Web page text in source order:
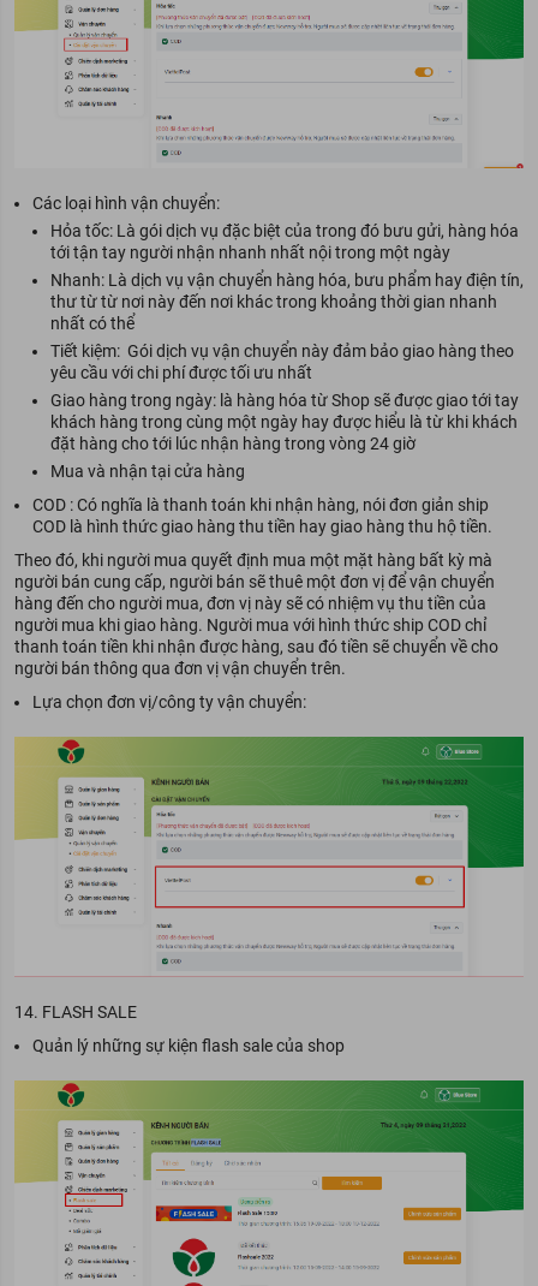
Các loại hình vận chuyển:
Hỏa tốc: Là gói dịch vụ đặc biệt của trong đó bưu gửi, hàng hóa
tới tận tay người nhận nhanh nhất nội trong một ngày
Nhanh: Là dịch vụ vận chuyển hàng hóa, bưu phẩm hay điện tín,
thư từ từ nơi này đến nơi khác trong khoảng thời gian nhanh
nhất có thể
Tiết kiệm: Gói dịch vụ vận chuyển này đảm bảo giao hàng theo
yêu cầu với chi phí được tối ưu nhất
Giao hàng trong ngày: là hàng hóa từ Shop sẽ được giao tới tay
khách hàng trong cùng một ngày hay được hiểu là từ khi khách
đặt hàng cho tới lúc nhận hàng trong vòng 24 giờ
Mua và nhận tại cửa hàng
COD : Có nghĩa là thanh toán khi nhận hàng, nói đơn giản ship
COD là hình thức giao hàng thu tiền hay giao hàng thu hộ tiền.
Theo đó, khi người mua quyết định mua một mặt hàng bất kỳ mà
người bán cung cấp, người bán sẽ thuê một đơn vị để vận chuyển
hàng đến cho người mua, đơn vị này sẽ có nhiệm vụ thu tiền của
người mua khi giao hàng. Người mua với hình thức ship COD chỉ
thanh toán tiền khi nhận được hàng, sau đó tiền sẽ chuyển về cho
người bán thông qua đơn vị vận chuyển trên.
Lựa chọn đơn vị/công ty vận chuyển:
14. FLASH SALE
Quản lý những sự kiện flash sale của shop